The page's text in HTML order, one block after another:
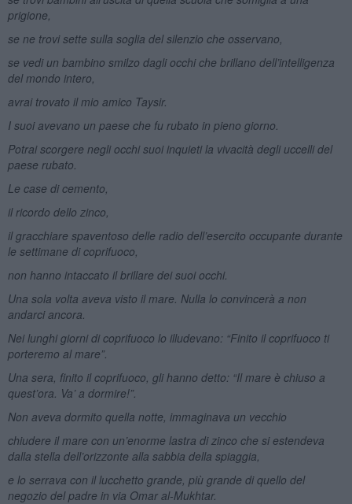
prigione,
se ne trovi sette sulla soglia del silenzio che osservano,
se vedi un bambino smilzo dagli occhi che brillano dell’intelligenza
del mondo intero,
avrai trovato il mio amico Taysir.
I suoi avevano un paese che fu rubato in pieno giorno.
Potrai scorgere negli occhi suoi inquieti la vivacità degli uccelli del
paese rubato.
Le case di cemento,
il ricordo dello zinco,
il gracchiare spaventoso delle radio dell’esercito occupante durante
le settimane di coprifuoco,
non hanno intaccato il brillare dei suoi occhi.
Una sola volta aveva visto il mare. Nulla lo convincerà a non
andarci ancora.
Nei lunghi giorni di coprifuoco lo illudevano: “Finito il coprifuoco ti
porteremo al mare”.
Una sera, finito il coprifuoco, gli hanno detto: “Il mare è chiuso a
quest’ora. Va’ a dormire!”.
Non aveva dormito quella notte, immaginava un vecchio
chiudere il mare con un’enorme lastra di zinco che si estendeva
dalla stella dell’orizzonte alla sabbia della spiaggia,
e lo serrava con il lucchetto grande, più grande di quello del
negozio del padre in via Omar al-Mukhtar.